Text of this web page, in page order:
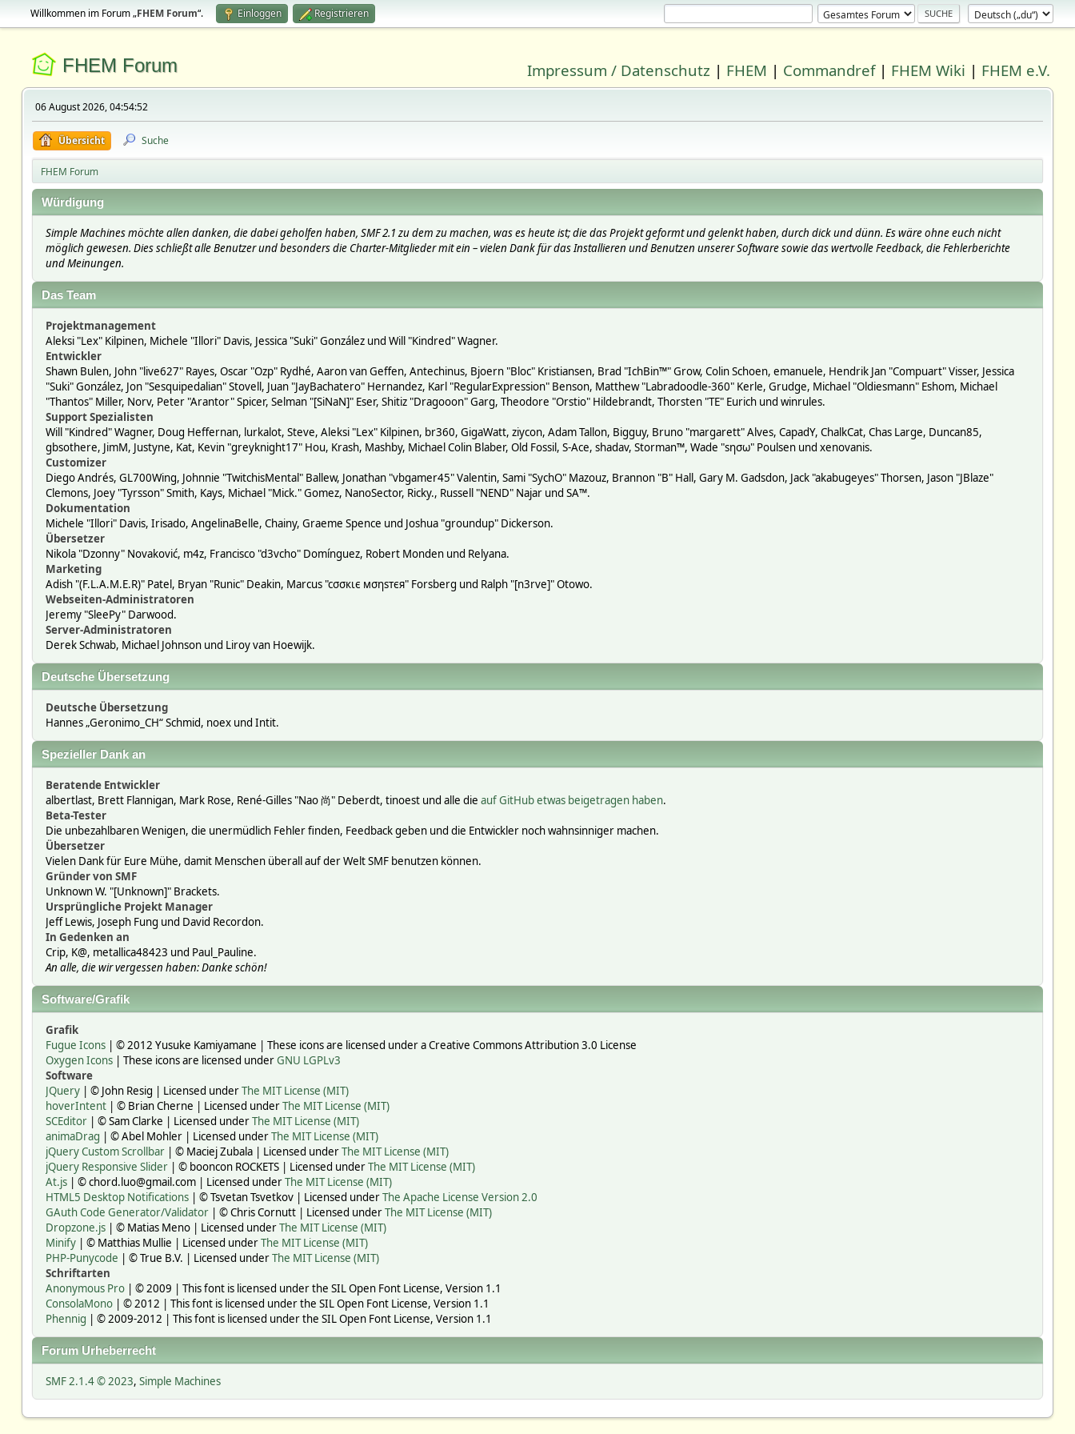
Willkommen im Forum „FHEM Forum“. Einloggen Registrieren
FHEM Forum Impressum / Datenschutz | FHEM | Commandref| FHEM Wiki | FHEM e.V.
06 August 2026, 04:54:52
Übersicht Suche
FHEM Forum
Würdigung
Simple Machines möchte allen danken, die dabei geholfen haben, SMF 2.1 zu dem zu machen, was es heute ist; die das Projekt geformt und gelenkt haben, durch dick und dünn. Es wäre ohne euch nicht
möglich gewesen. Dies schließt alle Benutzer und besonders die Charter-Mitglieder mit ein – vielen Dank für das Installieren und Benutzen unserer Software sowie das wertvolle Feedback, die Fehlerberichte
und Meinungen.
Das Team
Projektmanagement
Aleksi "Lex" Kilpinen, Michele "Illori" Davis, Jessica "Suki" González und Will "Kindred" Wagner.
Entwickler
Shawn Bulen, John "live627" Rayes, Oscar "Ozp" Rydhé, Aaron van Geffen, Antechinus, Bjoern "Bloc" Kristiansen, Brad "IchBin™" Grow, Colin Schoen, emanuele, Hendrik Jan "Compuart" Visser, Jessica
"Suki" González, Jon "Sesquipedalian" Stovell, Juan "JayBachatero" Hernandez, Karl "RegularExpression" Benson, Matthew "Labradoodle-360" Kerle, Grudge, Michael "Oldiesmann" Eshom, Michael
"Thantos" Miller, Norv, Peter "Arantor" Spicer, Selman "[SiNaN]" Eser, Shitiz "Dragooon" Garg, Theodore "Orstio" Hildebrandt, Thorsten "TE" Eurich und winrules.
Support Spezialisten
Will "Kindred" Wagner, Doug Heffernan, lurkalot, Steve, Aleksi "Lex" Kilpinen, br360, GigaWatt, ziycon, Adam Tallon, Bigguy, Bruno "margarett" Alves, CapadY, ChalkCat, Chas Large, Duncan85,
gbsothere, JimM, Justyne, Kat, Kevin "greyknight17" Hou, Krash, Mashby, Michael Colin Blaber, Old Fossil, S-Ace, shadav, Storman™, Wade "sησω" Poulsen und xenovanis.
Customizer
Diego Andrés, GL700Wing, Johnnie "TwitchisMental" Ballew, Jonathan "vbgamer45" Valentin, Sami "SychO" Mazouz, Brannon "B" Hall, Gary M. Gadsdon, Jack "akabugeyes" Thorsen, Jason "JBlaze"
Clemons, Joey "Tyrsson" Smith, Kays, Michael "Mick." Gomez, NanoSector, Ricky., Russell "NEND" Najar und SA™.
Dokumentation
Michele "Illori" Davis, Irisado, AngelinaBelle, Chainy, Graeme Spence und Joshua "groundup" Dickerson.
Übersetzer
Nikola "Dzonny" Novaković, m4z, Francisco "d3vcho" Domínguez, Robert Monden und Relyana.
Marketing
Adish "(F.L.A.M.E.R)" Patel, Bryan "Runic" Deakin, Marcus "cσσкιє мσηѕтєя" Forsberg und Ralph "[n3rve]" Otowo.
Webseiten-Administratoren
Jeremy "SleePy" Darwood.
Server-Administratoren
Derek Schwab, Michael Johnson und Liroy van Hoewijk.
Deutsche Übersetzung
Deutsche Übersetzung
Hannes „Geronimo_CH“ Schmid, noex und Intit.
Spezieller Dank an
Beratende Entwickler
albertlast, Brett Flannigan, Mark Rose, René-Gilles "Nao 尚" Deberdt, tinoest und alle die auf GitHub etwas beigetragen haben.
Beta-Tester
Die unbezahlbaren Wenigen, die unermüdlich Fehler finden, Feedback geben und die Entwickler noch wahnsinniger machen.
Übersetzer
Vielen Dank für Eure Mühe, damit Menschen überall auf der Welt SMF benutzen können.
Gründer von SMF
Unknown W. "[Unknown]" Brackets.
Ursprüngliche Projekt Manager
Jeff Lewis, Joseph Fung und David Recordon.
In Gedenken an
Crip, K@, metallica48423 und Paul_Pauline.
An alle, die wir vergessen haben: Danke schön!
Software/Grafik
Grafik
Fugue Icons| © 2012 Yusuke Kamiyamane | These icons are licensed under a Creative Commons Attribution 3.0 License
Oxygen Icons| These icons are licensed underGNU LGPLv3
Software
JQuery| © John Resig | Licensed underThe MIT License (MIT)
hoverIntent| © Brian Cherne | Licensed underThe MIT License (MIT)
SCEditor| © Sam Clarke | Licensed underThe MIT License (MIT)
animaDrag | © Abel Mohler | Licensed underThe MIT License (MIT)
jQuery Custom Scrollbar| © Maciej Zubala | Licensed underThe MIT License (MIT)
jQuery Responsive Slider| © booncon ROCKETS | Licensed underThe MIT License (MIT)
At.js| © chord.luo@gmail.com | Licensed underThe MIT License (MIT)
HTML5 Desktop Notifications| © Tsvetan Tsvetkov | Licensed underThe Apache License Version 2.0
GAuth Code Generator/Validator| © Chris Cornutt | Licensed underThe MIT License (MIT)
Dropzone.js| © Matias Meno | Licensed underThe MIT License (MIT)
Minify| © Matthias Mullie | Licensed underThe MIT License (MIT)
PHP-Punycode | © True B.V. | Licensed underThe MIT License (MIT)
Schriftarten
Anonymous Pro| © 2009 | This font is licensed under the SIL Open Font License, Version 1.1
ConsolaMono| © 2012 | This font is licensed under the SIL Open Font License, Version 1.1
Phennig | © 2009-2012 | This font is licensed under the SIL Open Font License, Version 1.1
Forum Urheberrecht
SMF 2.1.4 © 2023, Simple Machines